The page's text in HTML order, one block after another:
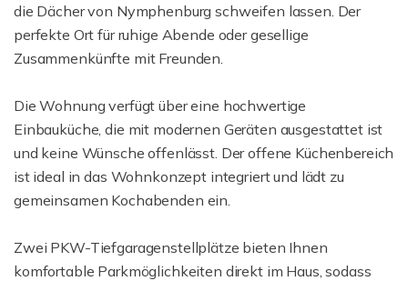
die Dächer von Nymphenburg schweifen lassen. Der
perfekte Ort für ruhige Abende oder gesellige
Zusammenkünfte mit Freunden.
Die Wohnung verfügt über eine hochwertige
Einbauküche, die mit modernen Geräten ausgestattet ist
und keine Wünsche offenlässt. Der offene Küchenbereich
ist ideal in das Wohnkonzept integriert und lädt zu
gemeinsamen Kochabenden ein.
Zwei PKW-Tiefgaragenstellplätze bieten Ihnen
komfortable Parkmöglichkeiten direkt im Haus, sodass